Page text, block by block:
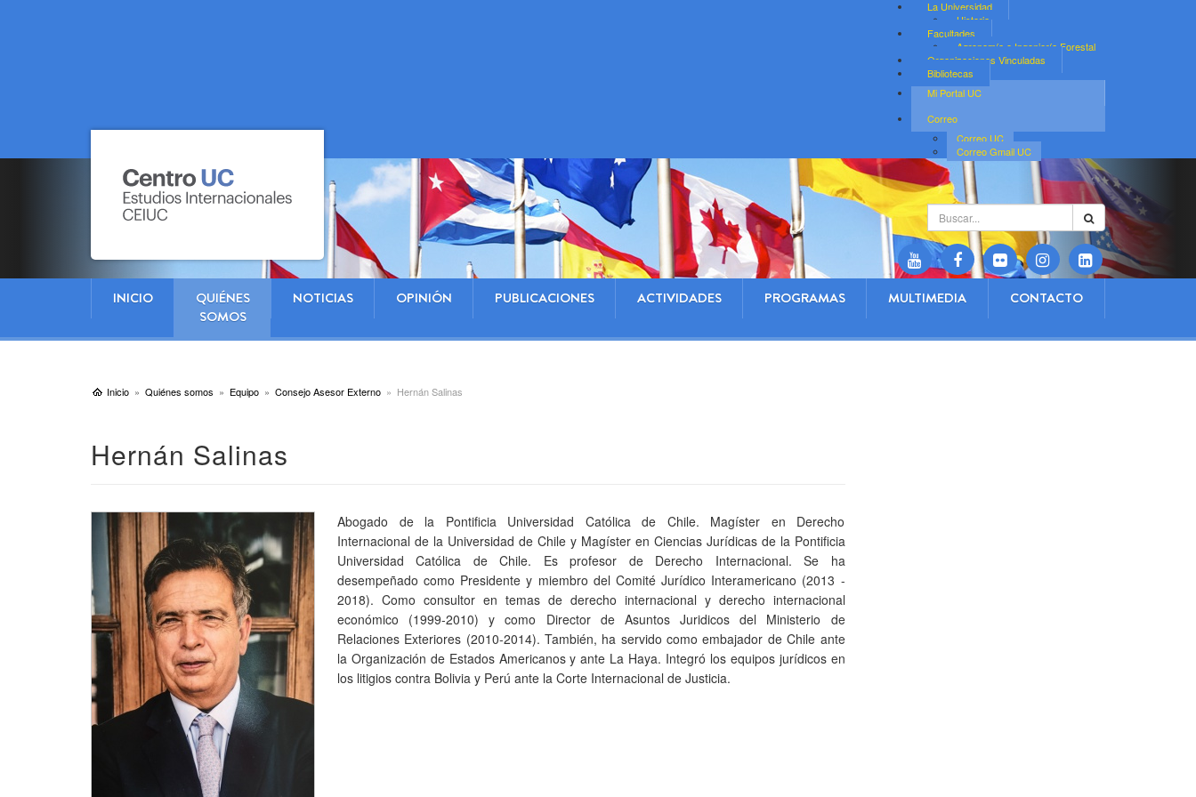
La Universidad
Historia
Facultades
Agronomía e Ingeniería Forestal
Organizaciones Vinculadas
Bibliotecas
Mi Portal UC
Correo
Correo UC
Correo Gmail UC
Buscar...
INICIO
QUIÉNES
SOMOS
NOTICIAS OPINIÓN PUBLICACIONES ACTIVIDADES PROGRAMAS MULTIMEDIA CONTACTO
Inicio Quiénes somos Equipo Consejo Asesor Externo Hernán Salinas
Hernán Salinas
Abogado de la Pontificia Universidad Católica de Chile. Magíster en Derecho
Internacional de la Universidad de Chile y Magíster en Ciencias Jurídicas de la Pontificia
Universidad Católica de Chile. Es profesor de Derecho Internacional. Se ha
desempeñado como Presidente y miembro del Comité Jurídico Interamericano (2013 -
2018). Como consultor en temas de derecho internacional y derecho internacional
económico (1999-2010) y como Director de Asuntos Juridicos del Ministerio de
Relaciones Exteriores (2010-2014). También, ha servido como embajador de Chile ante
la Organización de Estados Americanos y ante La Haya. Integró los equipos jurídicos en
los litigios contra Bolivia y Perú ante la Corte Internacional de Justicia.